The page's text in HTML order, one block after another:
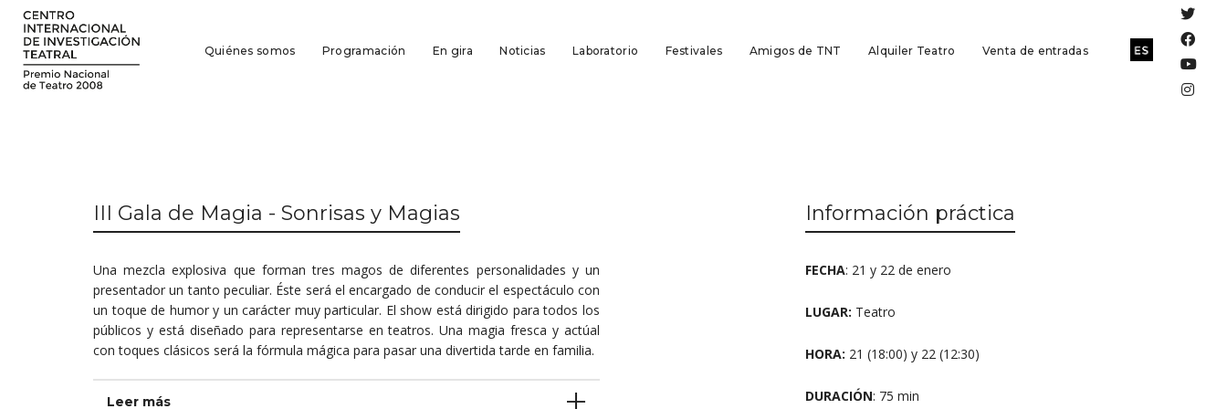
Quiénes somos Programación En gira Noticias Laboratorio Festivales Amigos de TNT Alquiler Teatro Venta de entradas
III Gala de Magia - Sonrisas y Magias
Una mezcla explosiva que forman tres magos de diferentes personalidades y un
presentador un tanto peculiar. Éste será el encargado de conducir el espectáculo con
un toque de humor y un carácter muy particular. El show está dirigido para todos los
públicos y está diseñado para representarse en teatros. Una magia fresca y actúal
con toques clásicos será la fórmula mágica para pasar una divertida tarde en familia.
Leer más
Información práctica
FECHA: 21 y 22 de enero
LUGAR: Teatro
HORA: 21 (18:00) y 22 (12:30)
DURACIÓN: 75 min